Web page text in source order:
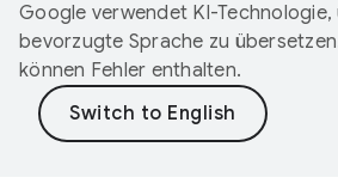
Google verwendet KI-Technologie,
bevorzugte Sprache zu
können Fehler enthalten.